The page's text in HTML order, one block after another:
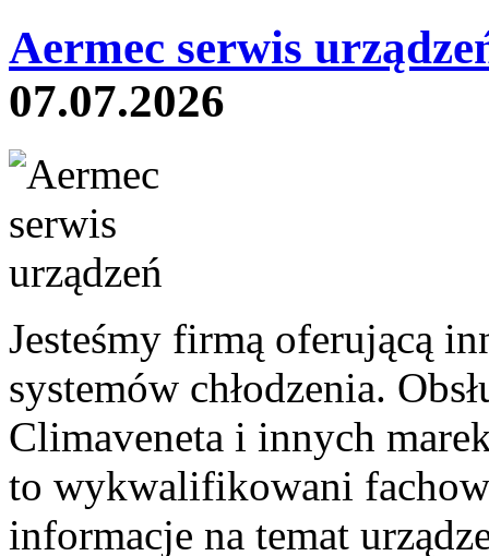
Aermec serwis
07.07.2026
Jesteśmy firmą oferującą
systemów chłodzenia.
Climaveneta i innych
to wykwalifikowani
informacje na temat